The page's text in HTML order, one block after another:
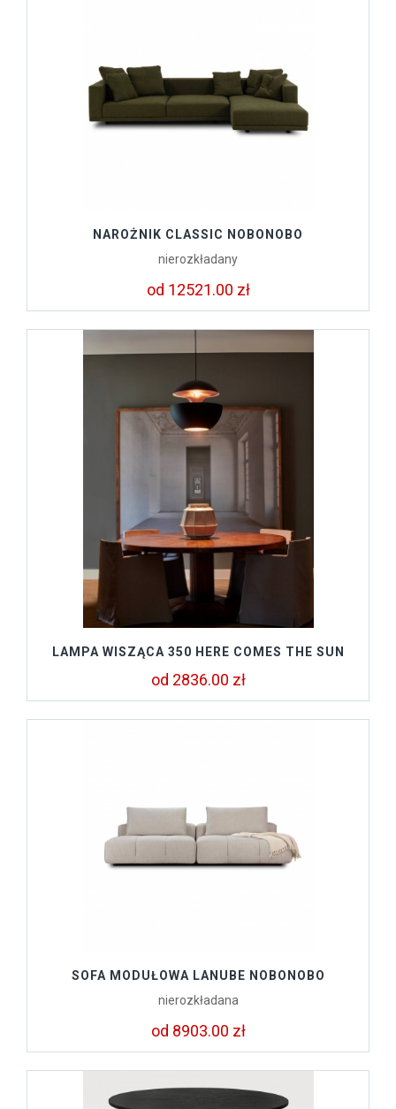
NAROŻNIK CLASSIC NOBONOBO
nierozkładany
od 12521.00 zł
LAMPA WISZĄCA 350 HERE COMES THE SUN
od 2836.00 zł
SOFA MODUŁOWA LANUBE NOBONOBO
nierozkładana
od 8903.00 zł